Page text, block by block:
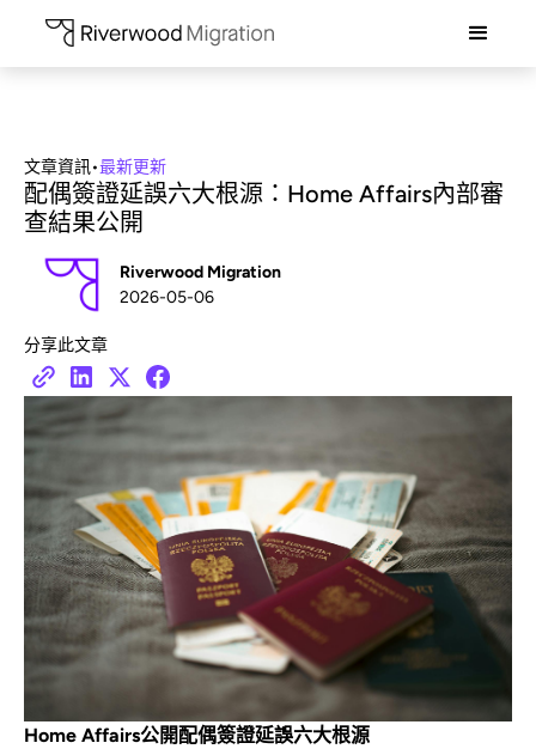
文章資訊•最新更新
配偶簽證延誤六大根源：Home Affairs內部審
查結果公開
Riverwood Migration
2026-05-06
分享此文章
Home Affairs公開配偶簽證延誤六大根源